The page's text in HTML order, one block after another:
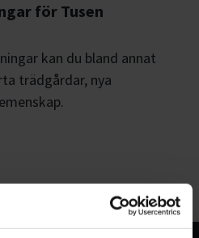
för Tusen
kan du bland annat
trädgårdar, nya
Se fler nyheter